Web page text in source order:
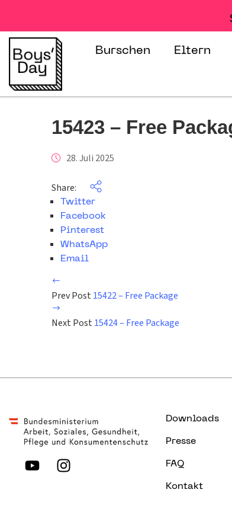
Burschen Eltern
15423 – Free
28. Juli 2025
Share:
Twitter
Facebook
Pinterest
WhatsApp
Email
Prev Post 15422 – Free Package
Next Post 15424 – Free Package
Downloads
Presse
FAQ
Kontakt